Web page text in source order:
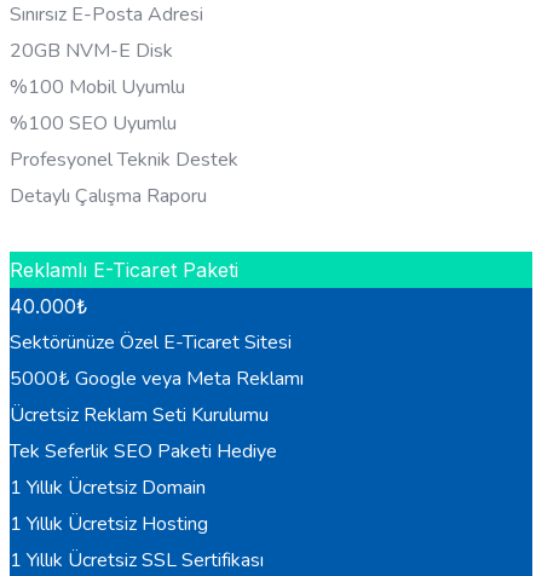
Sınırsız E-Posta Adresi
20GB NVM-E Disk
%100 Mobil Uyumlu
%100 SEO Uyumlu
Profesyonel Teknik Destek
Detaylı Çalışma Raporu
Reklamlı E-Ticaret Paketi
40.000₺
Sektörünüze Özel E-Ticaret Sitesi
5000₺ Google veya Meta Reklamı
Ücretsiz Reklam Seti Kurulumu
Tek Seferlik SEO Paketi Hediye
1 Yıllık Ücretsiz Domain
1 Yıllık Ücretsiz Hosting
1 Yıllık Ücretsiz SSL Sertifikası